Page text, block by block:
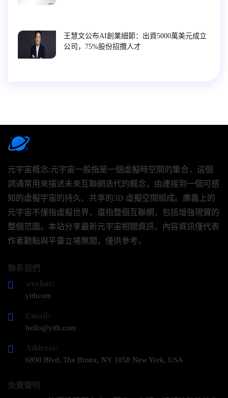
王慧文公布AI創業細節：出資5000萬美元成立
公司，75%股份招攬人才
元宇宙概念:元宇宙一般指是一個虛擬時空間的集合，這個
詞通常用來描述未來互聯網迭代的概念，由連接到一個可感
知的虛擬宇宙的持久、共享的3D 虛擬空間組成。廣義上的
元宇宙不僅指虛擬世界，還指整個互聯網，包括增強現實的
整個范圍。本站分享最新元宇宙相關資訊，內容資訊僅代表
作者觀點與平臺立場無關，僅供參考。
聯系我們
wechat:
yitbcom
Email:
hello@yitb.com
Address:
6890 Blvd, The Bronx, NY 1058 New York, USA
免責聲明